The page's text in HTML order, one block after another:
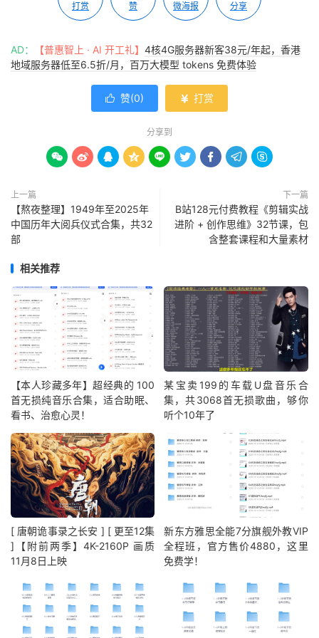
打赏 赞 微海报 分享
AD： 【普惠智上 · AI 开工礼】 4核4G服务器新客38元/年起，香港
地域服务器低至6.5折/月，百万大模型 tokens 免费体验
 赞(0)  打赏
分享到
        
上一篇
【熬夜整理】1949年至2025年
中国历年大阅兵仪式合集，共32
部
下一篇
B站128元付费教程《剪辑实战
进阶 + 创作思维》32节课，包
含整套课程和大量素材
相关推荐
【本人珍藏多年】超经典的 100
首无损纯音乐合集，适合助眠、
看书、治愈心灵！
某宝卖199的车载U盘音乐合
集，共3068首无损歌曲，够你
听个10年了
[ 唐朝诡事录之长安 ] [ 更至12集
]【附前两季】4K-2160P 画质
11月8日上映
新东方雅思全能7分旗舰外教VIP
全程班，官方售价4880，这里
免费学！